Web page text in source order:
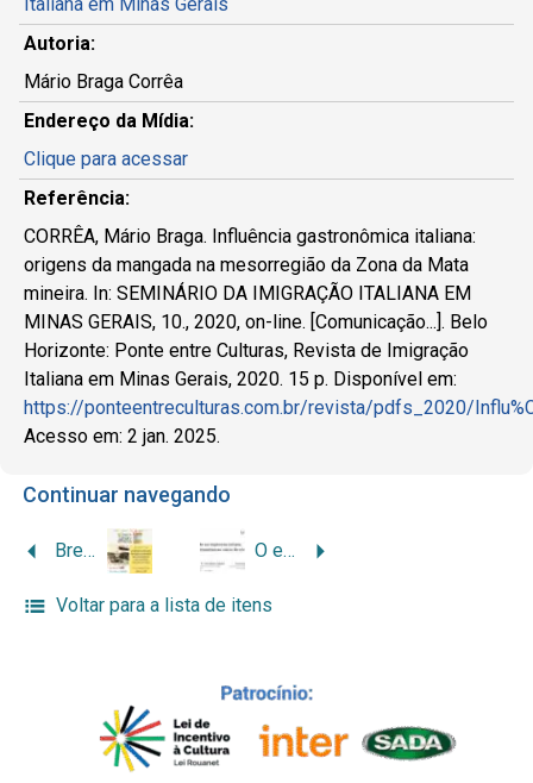
Autoria:
Mário Braga Corrêa
Endereço da Mídia:
Clique para acessar
Referência:
CORRÊA, Mário Braga. Influência gastronômica italiana:
origens da mangada na mesorregião da Zona da Mata
mineira. In: SEMINÁRIO DA IMIGRAÇÃO ITALIANA EM
MINAS GERAIS, 10., 2020, on-line. [Comunicação...]. Belo
Horizonte: Ponte entre Culturas, Revista de Imigração
Italiana em Minas Gerais, 2020. 15 p. Disponível em:
https://ponteentreculturas.com.br/revista/pdfs_2020/
Acesso em: 2 jan. 2025.
Continuar navegando
Breve relato da presença italiana em Barroso O esporte na imprensa italiana belo-horizontina no início do século XX
Voltar para a lista de itens